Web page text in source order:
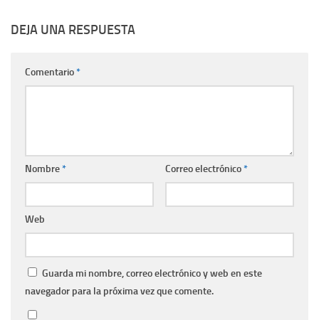
DEJA UNA RESPUESTA
Comentario*
Nombre* Correo electrónico*
Web
Guarda mi nombre, correo electrónico y web en este
navegador para la próxima vez que comente.